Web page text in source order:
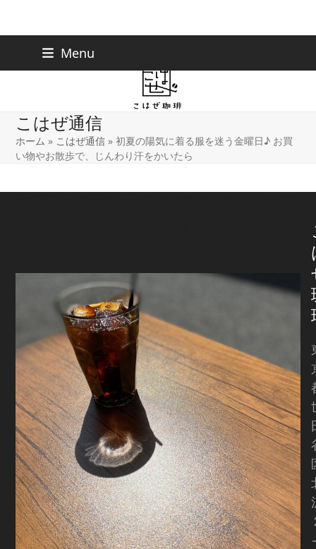
Menu
こはぜ通信
ホーム » こはぜ通信 »初夏の陽気に着る服を迷う金曜日♪ お買
い物やお散歩で、じんわり汗をかいたら